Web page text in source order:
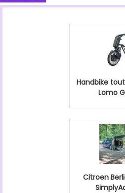
Handbike
Lomo
Citroen